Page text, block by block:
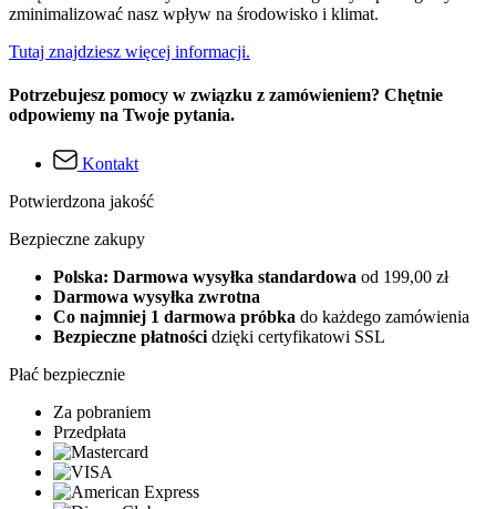
zminimalizować nasz wpływ na środowisko i klimat.
Tutaj znajdziesz więcej informacji.
Potrzebujesz pomocy w związku z zamówieniem? Chętnie
odpowiemy na Twoje pytania.
Kontakt
Potwierdzona jakość
Bezpieczne zakupy
Polska: Darmowa wysyłka standardowa od 199,00 zł
Darmowa wysyłka zwrotna
Co najmniej 1 darmowa próbka do każdego zamówienia
Bezpieczne płatności dzięki certyfikatowi SSL
Płać bezpiecznie
Za pobraniem
Przedpłata